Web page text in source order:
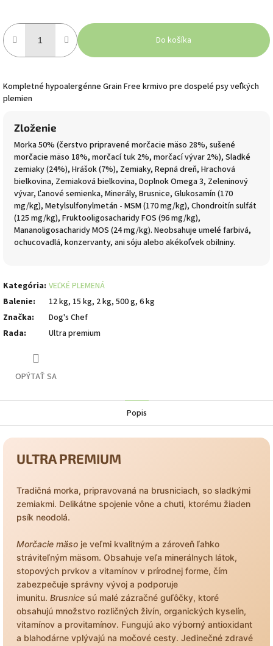
Do košíka
Kompletné hypoalergénne Grain Free krmivo pre dospelé psy veľkých
plemien
Zloženie
Morka 50% (čerstvo pripravené morčacie mäso 28%, sušené
morčacie mäso 18%, morčací tuk 2%, morčací vývar 2%), Sladké
zemiaky (24%), Hrášok (7%), Zemiaky, Repná dreň, Hrachová
bielkovina, Zemiaková bielkovina, Doplnok Omega 3, Zeleninový
vývar, Ľanové semienka, Minerály, Brusnice, Glukosamín (170
mg/kg), Metylsulfonylmetán - MSM (170 mg/kg), Chondroitín sulfát
(125 mg/kg), Fruktooligosacharidy FOS (96 mg/kg),
Mananoligosacharidy MOS (24 mg/kg). Neobsahuje umelé farbivá,
ochucovadlá, konzervanty, ani sóju alebo akékoľvek obilniny.
Kategória: VEĽKÉ PLEMENÁ
Balenie:
12 kg, 15 kg, 2 kg, 500 g, 6 kg
Značka:
Dog's Chef
Rada: Ultra premium
OPÝTAŤ SA
Popis
ULTRA PREMIUM
Tradičná morka, pripravovaná na brusniciach, so sladkými
zemiakmi. Delikátne spojenie vône a chuti, ktorému žiaden
psík neodolá.
Morčacie mäso je veľmi kvalitným a zároveň ľahko
stráviteľným mäsom. Obsahuje veľa minerálnych látok,
stopových prvkov a vitamínov v prírodnej forme, čím
zabezpečuje správny vývoj a podporuje
imunitu. Brusnice sú malé zázračné guľôčky, ktoré
obsahujú množstvo rozličných živín, organických kyselín,
vitamínov a provitamínov. Fungujú ako výborný antioxidant
a blahodárne vplývajú na močové cesty. Jedinečné zdravé